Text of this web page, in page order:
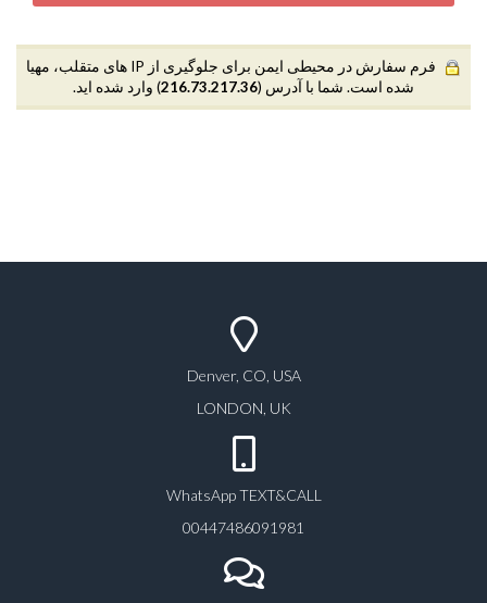
فرم سفارش در محیطی ایمن برای جلوگیری از IP های متقلب، مهیا
شده است. شما با آدرس (216.73.217.36) وارد شده اید.
Denver, CO, USA
LONDON, UK
WhatsApp TEXT&CALL
00447486091981